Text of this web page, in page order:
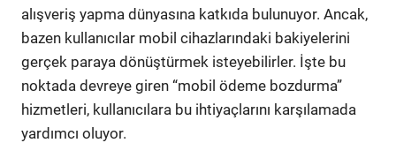
alışveriş yapma dünyasına katkıda bulunuyor. Ancak,
bazen kullanıcılar mobil cihazlarındaki bakiyelerini
gerçek paraya dönüştürmek isteyebilirler. İşte bu
noktada devreye giren “mobil ödeme bozdurma”
hizmetleri, kullanıcılara bu ihtiyaçlarını karşılamada
yardımcı oluyor.